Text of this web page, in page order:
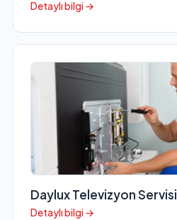
Detaylı bilgi →
Daylux Televizyon Servisi
Detaylı bilgi →